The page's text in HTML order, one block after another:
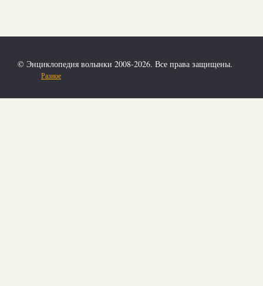
© Энциклопедия волынки 2008-2026. Все права защищены.
Разное